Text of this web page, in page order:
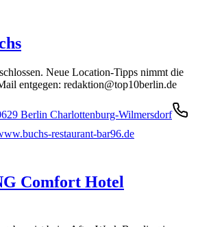
Neue Location-Tipps nimmt die
entgegen: redaktion@top10berlin.de
Berlin Charlottenburg-Wilmersdorf
restaurant-bar96.de
Comfort Hotel